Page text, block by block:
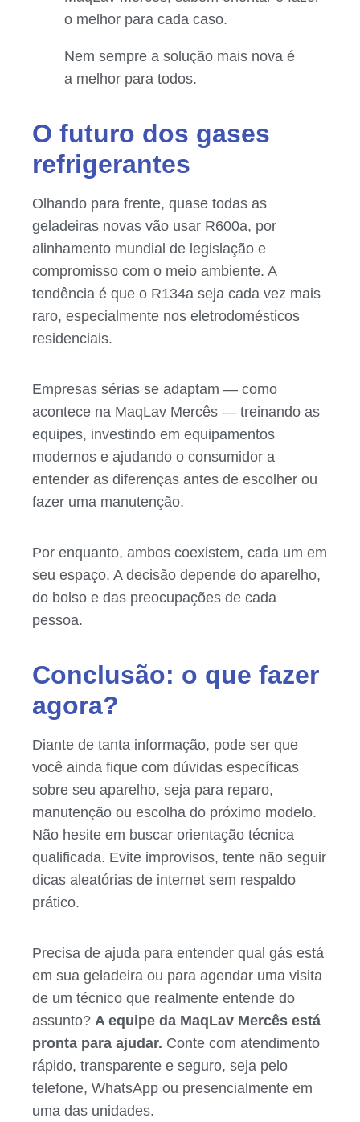
o melhor para cada caso.
Nem sempre a solução mais nova é
a melhor para todos.
O futuro dos gases
refrigerantes
Olhando para frente, quase todas as
geladeiras novas vão usar R600a, por
alinhamento mundial de legislação e
compromisso com o meio ambiente. A
tendência é que o R134a seja cada vez mais
raro, especialmente nos eletrodomésticos
residenciais.
Empresas sérias se adaptam — como
acontece na MaqLav Mercês — treinando as
equipes, investindo em equipamentos
modernos e ajudando o consumidor a
entender as diferenças antes de escolher ou
fazer uma manutenção.
Por enquanto, ambos coexistem, cada um em
seu espaço. A decisão depende do aparelho,
do bolso e das preocupações de cada
pessoa.
Conclusão: o que fazer
agora?
Diante de tanta informação, pode ser que
você ainda fique com dúvidas específicas
sobre seu aparelho, seja para reparo,
manutenção ou escolha do próximo modelo.
Não hesite em buscar orientação técnica
qualificada. Evite improvisos, tente não seguir
dicas aleatórias de internet sem respaldo
prático.
Precisa de ajuda para entender qual gás está
em sua geladeira ou para agendar uma visita
de um técnico que realmente entende do
assunto? A equipe da MaqLav Mercês está
pronta para ajudar. Conte com atendimento
rápido, transparente e seguro, seja pelo
telefone, WhatsApp ou presencialmente em
uma das unidades.